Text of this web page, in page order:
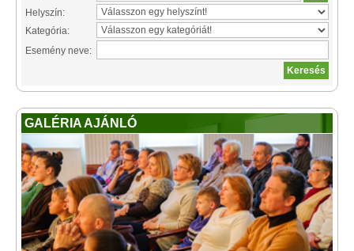
Helyszín:
Kategória:
Esemény neve:
GALÉRIA AJÁNLÓ